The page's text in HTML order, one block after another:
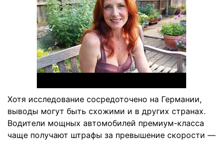
Хотя исследование сосредоточено на Германии,
выводы могут быть схожими и в других странах.
Водители мощных автомобилей премиум-класса
чаще получают штрафы за превышение скорости —